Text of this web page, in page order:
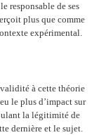
responsable de ses
plus que comme
expérimental.
à cette théorie
le plus d’impact sur
la légitimité de
dernière et le sujet.